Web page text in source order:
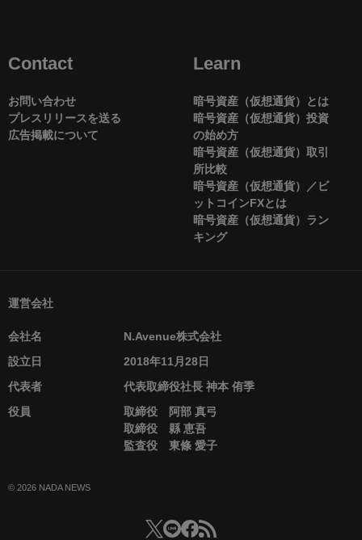
Contact
お問い合わせ
プレスリリースを送る
広告掲載について
Learn
暗号資産（仮想通貨）とは
暗号資産（仮想通貨）投資
の始め方
暗号資産（仮想通貨）取引
所比較
暗号資産（仮想通貨）／ビ
ットコインFXとは
暗号資産（仮想通貨）ラン
キング
運営会社
会社名
N.Avenue株式会社
設立日
2018年11月28日
代表者
代表取締役社長 神本 侑季
役員
取締役 阿部 真弓
取締役 縣 恵吾
監査役 東條 愛子
© 2026 NADA NEWS